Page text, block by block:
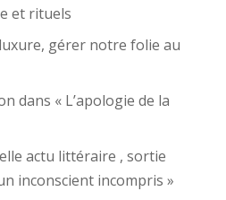
et rituels
gérer notre folie au
dans « L’apologie de la
actu littéraire , sortie
inconscient incompris »